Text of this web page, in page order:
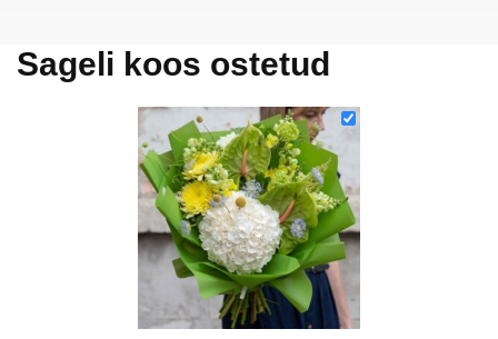
Sageli koos ostetud